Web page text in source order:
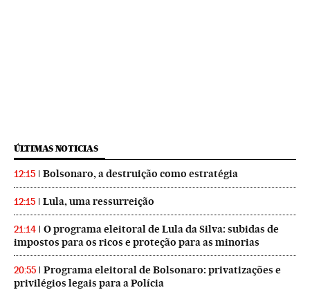
ÚLTIMAS NOTICIAS
12:15 Bolsonaro, a destruição como estratégia
12:15 Lula, uma ressurreição
21:14
O programa eleitoral de Lula da Silva: subidas de
impostos para os ricos e proteção para as minorias
20:55
Programa eleitoral de Bolsonaro: privatizações e
privilégios legais para a Polícia